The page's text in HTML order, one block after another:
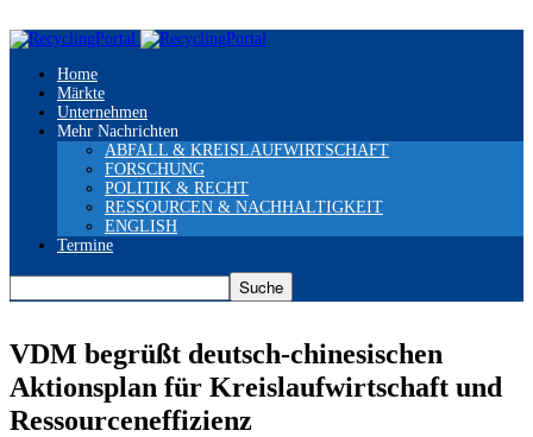
Home
Märkte
Unternehmen
Mehr Nachrichten
ABFALL & KREISLAUFWIRTSCHAFT
FORSCHUNG
POLITIK & RECHT
RESSOURCEN & NACHHALTIGKEIT
ENGLISH
Termine
VDM begrüßt deutsch-chinesischen
Aktionsplan für Kreislaufwirtschaft und
Ressourceneffizienz